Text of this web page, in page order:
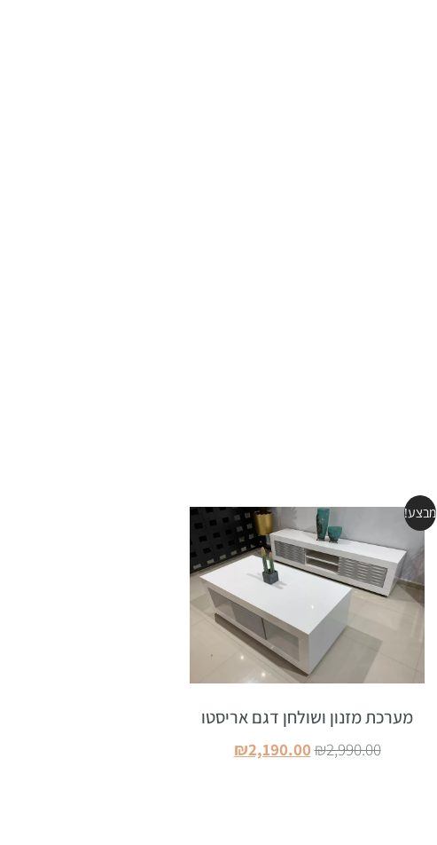
מבצע!
מערכת מזנון ושולחן דגם אריסטו
₪2,990.00
₪2,190.00